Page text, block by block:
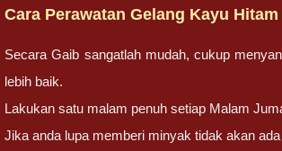
Cara Perawatan Gelang Kayu
Secara Gaib sangatlah mudah, cukup
lebih baik.
Lakukan satu malam penuh setiap Malam
Jika anda lupa memberi minyak tidak akan